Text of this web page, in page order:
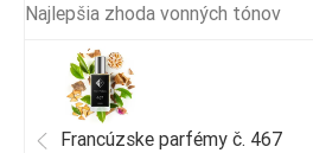
Najlepšia zhoda vonných tónov
Francúzske parfémy č. 467